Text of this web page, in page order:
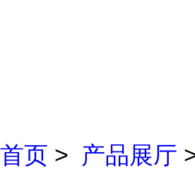
首页 > 产品展厅